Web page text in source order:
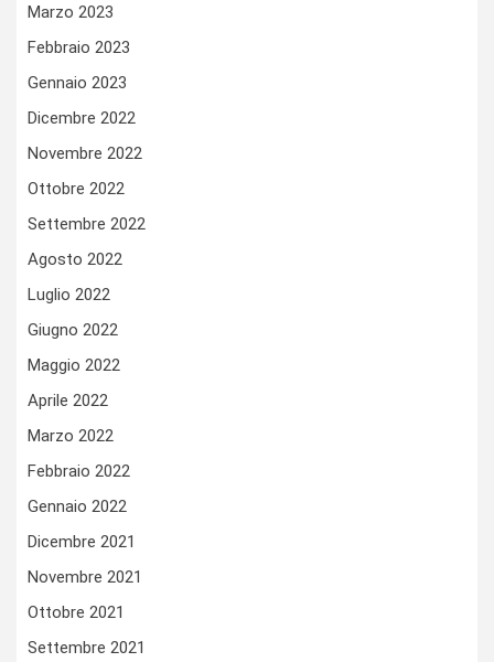
Marzo 2023
Febbraio 2023
Gennaio 2023
Dicembre 2022
Novembre 2022
Ottobre 2022
Settembre 2022
Agosto 2022
Luglio 2022
Giugno 2022
Maggio 2022
Aprile 2022
Marzo 2022
Febbraio 2022
Gennaio 2022
Dicembre 2021
Novembre 2021
Ottobre 2021
Settembre 2021